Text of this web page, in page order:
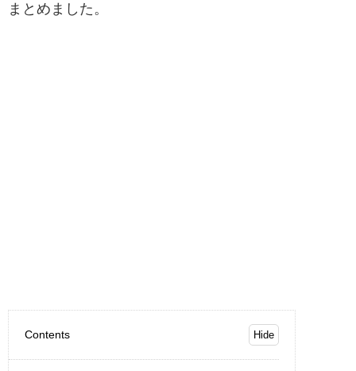
まとめました。
Contents